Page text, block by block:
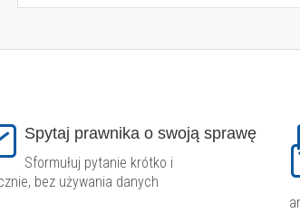
Spytaj prawnika o swoją sprawę
Sformułuj pytanie krótko i
bez używania danych